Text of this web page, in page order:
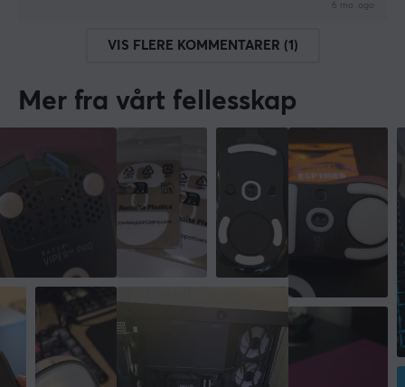
6 mo. ago
VIS FLERE KOMMENTARER (1)
Mer fra vårt fellesskap